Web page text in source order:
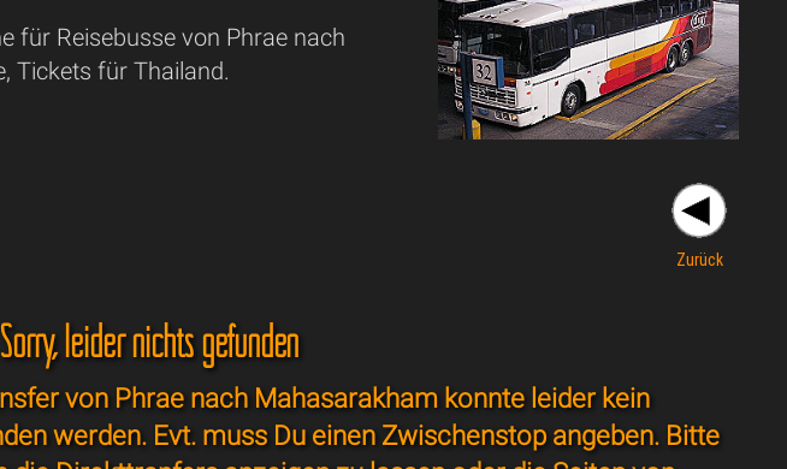
für Reisebusse von Phrae nach
Tickets für Thailand.
Zurück
Sorry, leider nichts gefunden
von Phrae nach Mahasarakham konnte leider kein
werden. Evt. muss Du einen Zwischenstop angeben. Bitte